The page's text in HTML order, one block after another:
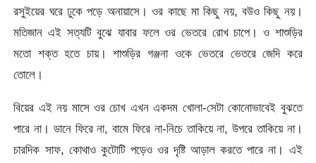
রসুইয়ের ঘরে ঢুকে পড়ে অনায়াসে। ওর কাছে মা কিছু নয়, বউও কিছু নয়।
মতিজান এই সত্যটি বুঝে যাবার ফলে ওর ভেতরে রোখ চাপে। ও শাশুড়ির
মতো শক্ত হতে চায়। শাশুড়ির গঞ্জনা ওকে ভেতরে ভেতরে জেদি করে
তোলে।
বিয়ের এই নয় মাসে ওর চোখ এখন একদম খোলা-সেটা কোনোভাবেই বুঝতে
পারে না। ডানে ফিরে না, বামে ফিরে না-নিচে তাকিয়ে না, উপরে তাকিয়ে না।
চারদিক সাফ, কোথাও কুটোটি পড়েও ওর দৃষ্টি আড়াল করতে পারে না। এই